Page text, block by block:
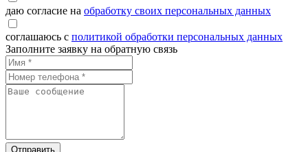
даю согласие на обработку своих персональных данных
соглашаюсь с политикой обработки персональных данных
Заполните заявку на обратную связь
Отправить